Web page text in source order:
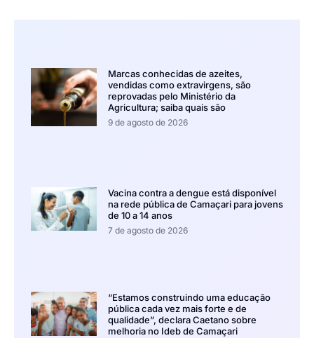
Marcas conhecidas de azeites,
vendidas como extravirgens, são
reprovadas pelo Ministério da
Agricultura; saiba quais são
9 de agosto de 2026
Vacina contra a dengue está disponível
na rede pública de Camaçari para jovens
de 10 a 14 anos
7 de agosto de 2026
“Estamos construindo uma educação
pública cada vez mais forte e de
qualidade”, declara Caetano sobre
melhoria no Ideb de Camaçari